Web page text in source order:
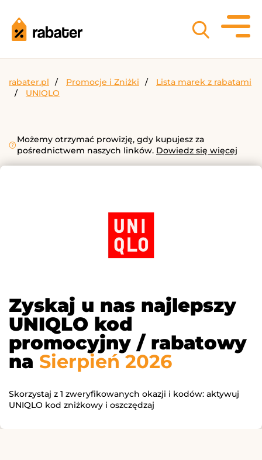
rabater.pl Promocje i Zniżki
Lista marek z rabatami
UNIQLO
Możemy otrzymać prowizję, gdy kupujesz za
pośrednictwem naszych linków. Dowiedz się więcej
Zyskaj u nas najlepszy
UNIQLO kod
promocyjny / rabatowy
na Sierpień 2026
Skorzystaj z 1 zweryfikowanych okazji i kodów: aktywuj
UNIQLO kod zniżkowy i oszczędzaj